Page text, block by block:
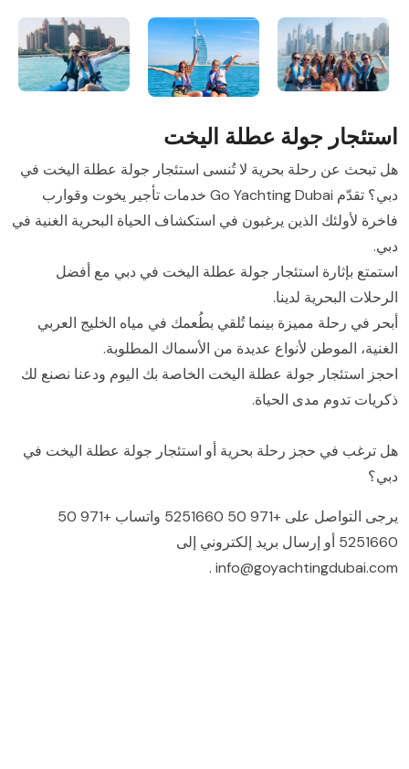
استئجار جولة عطلة اليخت
هل تبحث عن رحلة بحرية لا تُنسى استئجار جولة عطلة اليخت في
دبي؟ تقدّم Go Yachting Dubai خدمات تأجير يخوت وقوارب
فاخرة لأولئك الذين يرغبون في استكشاف الحياة البحرية الغنية في
دبي.
استمتع بإثارة استئجار جولة عطلة اليخت في دبي مع أفضل
الرحلات البحرية لدينا.
أبحر في رحلة مميزة بينما تُلقي بطُعمك في مياه الخليج العربي
الغنية، الموطن لأنواع عديدة من الأسماك المطلوبة.
احجز استئجار جولة عطلة اليخت الخاصة بك اليوم ودعنا نصنع لك
ذكريات تدوم مدى الحياة.
هل ترغب في حجز رحلة بحرية أو استئجار جولة عطلة اليخت في
دبي؟
يرجى التواصل على +971 50 5251660 واتساب
+971 50
5251660 أو إرسال بريد إلكتروني إلى
info@goyachtingdubai.com
.